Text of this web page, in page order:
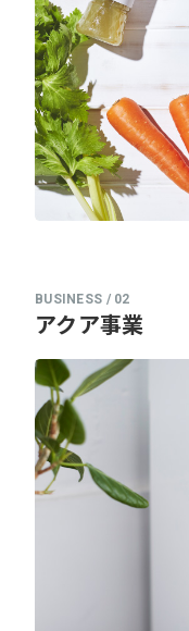
アクア事業